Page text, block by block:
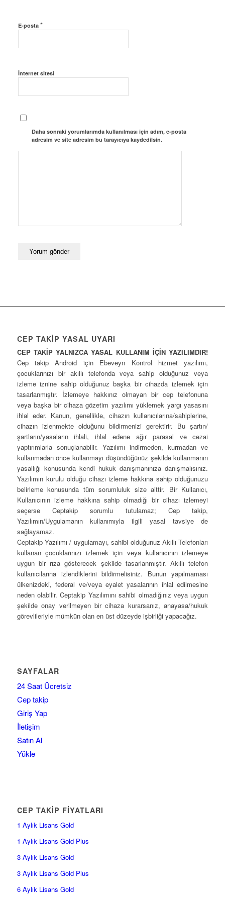
E-posta *
İnternet sitesi
Daha sonraki yorumlarımda kullanılması için adım, e-posta
adresim ve site adresim bu tarayıcıya kaydedilsin.
CEP TAKİP YASAL UYARI
CEP TAKİP YALNIZCA YASAL KULLANIM İÇİN YAZILIMDIR!
Cep takip Android için Ebeveyn Kontrol hizmet yazılımı,
çocuklarınızı bir akıllı telefonda veya sahip olduğunuz veya
izleme iznine sahip olduğunuz başka bir cihazda izlemek için
tasarlanmıştır. İzlemeye hakkınız olmayan bir cep telefonuna
veya başka bir cihaza gözetim yazılımı yüklemek yargı yasasını
ihlal eder. Kanun, genellikle, cihazın kullanıcılarına/sahiplerine,
cihazın izlenmekte olduğunu bildirmenizi gerektirir. Bu şartın/
şartların/yasaların ihlali, ihlal edene ağır parasal ve cezai
yaptırımlarla sonuçlanabilir. Yazılımı indirmeden, kurmadan ve
kullanmadan önce kullanmayı düşündüğünüz şekilde kullanmanın
yasallığı konusunda kendi hukuk danışmanınıza danışmalısınız.
Yazılımın kurulu olduğu cihazı izleme hakkına sahip olduğunuzu
belirleme konusunda tüm sorumluluk size aittir. Bir Kullanıcı,
Kullanıcının izleme hakkına sahip olmadığı bir cihazı izlemeyi
seçerse Ceptakip sorumlu tutulamaz; Cep takip,
Yazılımın/Uygulamanın kullanımıyla ilgili yasal tavsiye de
sağlayamaz.
Ceptakip Yazılımı / uygulamayı, sahibi olduğunuz Akıllı Telefonları
kullanan çocuklarınızı izlemek için veya kullanıcının izlemeye
uygun bir rıza gösterecek şekilde tasarlanmıştır. Akıllı telefon
kullanıcılarına izlendiklerini bildirmelisiniz. Bunun yapılmaması
ülkenizdeki, federal ve/veya eyalet yasalarının ihlal edilmesine
neden olabilir. Ceptakip Yazılımını sahibi olmadığınız veya uygun
şekilde onay verilmeyen bir cihaza kurarsanız, anayasa/hukuk
görevlileriyle mümkün olan en üst düzeyde işbirliği yapacağız.
SAYFALAR
24 Saat Ücretsiz
Cep takip
Giriş Yap
İletişim
Satın Al
Yükle
CEP TAKİP FİYATLARI
1 Aylık Lisans Gold
1 Aylık Lisans Gold Plus
3 Aylık Lisans Gold
3 Aylık Lisans Gold Plus
6 Aylık Lisans Gold